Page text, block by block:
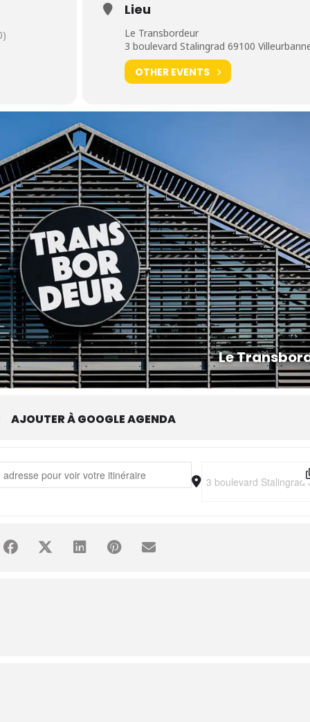
2019 au
Club Transbo(Lyon).
Lieu
Le Transbordeur
3 boulevard Stalingrad 69100
OTHER EVENTS
Le
AJOUTER À GOOGLE AGENDA
[S3PFiyzIG] Destination Address -